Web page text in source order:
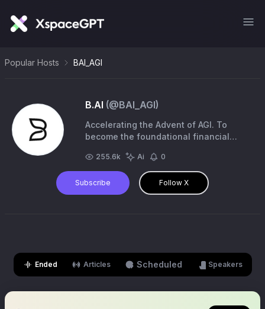
Popular Hosts BAI_AGI
B.AI (@BAI_AGI)
Accelerating the Advent of AGI. To
become the foundational financial
Telegram Group:
https://t.co/UxwNVEEF04
255.6k Ai 0
Subscribe Follow X
Ended Articles Scheduled Speakers